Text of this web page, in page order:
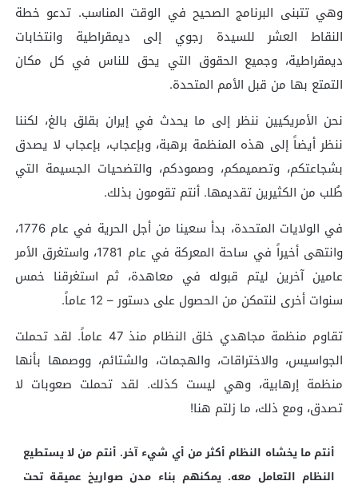
وهي تتبنى البرنامج الصحيح في الوقت المناسب. تدعو خطة
النقاط العشر للسيدة رجوي إلى ديمقراطية وانتخابات
ديمقراطية، وجميع الحقوق التي يحق للناس في كل مكان
التمتع بها من قبل الأمم المتحدة.
نحن الأمريكيين ننظر إلى ما يحدث في إيران بقلق بالغ، لكننا
ننظر أيضاً إلى هذه المنظمة برهبة، وبإعجاب، بإعجاب لا يصدق
بشجاعتكم، وتصميمكم، وصمودكم، والتضحيات الجسيمة التي
طُلب من الكثيرين تقديمها. أنتم تقومون بذلك.
في الولايات المتحدة، بدأ سعينا من أجل الحرية في عام 1776،
وانتهى أخيراً في ساحة المعركة في عام 1781، واستغرق الأمر
عامين آخرين ليتم قبوله في معاهدة، ثم استغرقنا خمس
سنوات أخرى لنتمكن من الحصول على دستور – 12 عاماً.
تقاوم منظمة مجاهدي خلق النظام منذ 47 عاماً. لقد تحملت
الجواسيس، والاختراقات، والهجمات، والشتائم، ووصمها بأنها
منظمة إرهابية، وهي ليست كذلك. لقد تحملت صعوبات لا
تصدق، ومع ذلك، ما زلتم هنا!
أنتم ما يخشاه النظام أكثر من أي شيء آخر. أنتم من لا يستطيع
النظام التعامل معه. يمكنهم بناء مدن صواريخ عميقة تحت